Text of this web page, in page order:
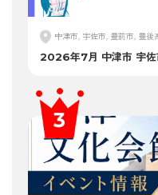
中津市, 宇佐市, 豊前市, 豊後
2026年7月 中津市 宇佐